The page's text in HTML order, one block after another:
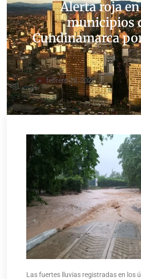
Alerta roja
municipios
Cundinamarca
febrero 28, 2022
Las fuertes lluvias registradas en los